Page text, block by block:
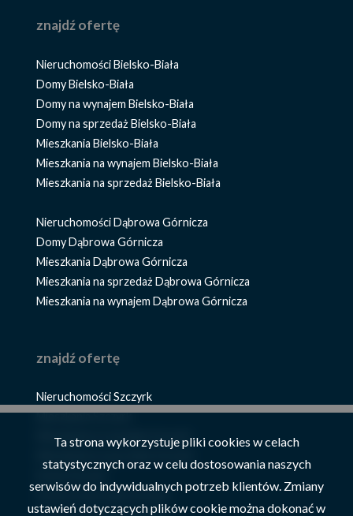
znajdź ofertę
Nieruchomości Bielsko-Biała
Domy Bielsko-Biała
Domy na wynajem Bielsko-Biała
Domy na sprzedaż Bielsko-Biała
Mieszkania Bielsko-Biała
Mieszkania na wynajem Bielsko-Biała
Mieszkania na sprzedaż Bielsko-Biała
Nieruchomości Dąbrowa Górnicza
Domy Dąbrowa Górnicza
Mieszkania Dąbrowa Górnicza
Mieszkania na sprzedaż Dąbrowa Górnicza
Mieszkania na wynajem Dąbrowa Górnicza
znajdź ofertę
Nieruchomości Szczyrk
Mieszkania Szczyrk
Mieszkania na wynajem Szczyrk
Domy na sprzedaż Szczyrk
Ta strona wykorzystuje pliki cookies w celach
statystycznych oraz w celu dostosowania naszych
serwisów do indywidualnych potrzeb klientów. Zmiany
ustawień dotyczących plików cookie można dokonać w